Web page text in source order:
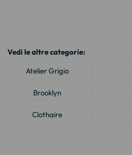
Vedi le altre categorie:
Atelier Grigio
Brooklyn
Clothaire